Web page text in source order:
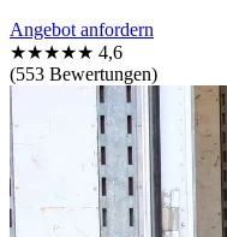
Angebot anfordern
★★★★★ 4,6
(553 Bewertungen)